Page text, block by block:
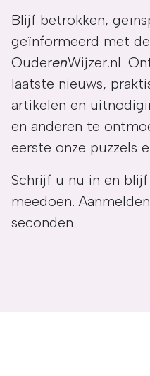
Blijf betrokken,
geïnformeerd met
OuderenWijzer.nl.
laatste nieuws,
artikelen en
en anderen te
eerste onze puzzels
Schrijf u nu in en
meedoen.
seconden.